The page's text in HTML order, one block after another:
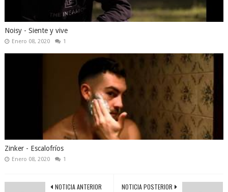
Noisy - Siente y vive
Enero 08, 2020 1
Zinker - Escalofríos
Enero 08, 2020 1
NOTICIA POSTERIOR
NOTICIA ANTERIOR